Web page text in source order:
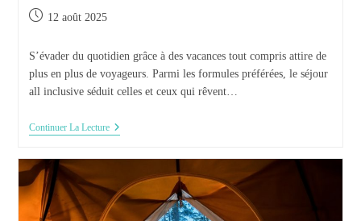
Publication
12 août 2025
S’évader du quotidien grâce à des vacances tout compris attire de
plus en plus de voyageurs. Parmi les formules préférées, le séjour
all inclusive séduit celles et ceux qui rêvent…
Continuer La LectureÉvadez-
Vous
Vacances
Tout
Compris
: